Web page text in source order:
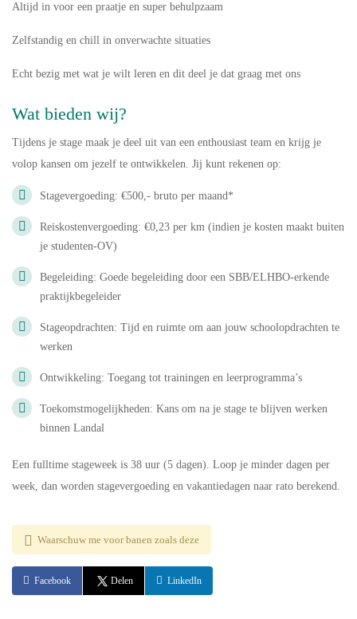
Altijd in voor een praatje en super behulpzaam
Zelfstandig en chill in onverwachte situaties
Echt bezig met wat je wilt leren en dit deel je dat graag met ons
Wat bieden wij?
Tijdens je stage maak je deel uit van een enthousiast team en krijg je
volop kansen om jezelf te ontwikkelen. Jij kunt rekenen op:
Stagevergoeding: €500,- bruto per maand*
Reiskostenvergoeding: €0,23 per km (indien je kosten maakt buiten
je studenten-OV)
Begeleiding: Goede begeleiding door een SBB/ELHBO-erkende
praktijkbegeleider
Stageopdrachten: Tijd en ruimte om aan jouw schoolopdrachten te
werken
Ontwikkeling: Toegang tot trainingen en leerprogramma’s
Toekomstmogelijkheden: Kans om na je stage te blijven werken
binnen Landal
Een fulltime stageweek is 38 uur (5 dagen). Loop je minder dagen per
week, dan worden stagevergoeding en vakantiedagen naar rato berekend.
Waarschuw me voor banen zoals deze
Facebook Delen LinkedIn